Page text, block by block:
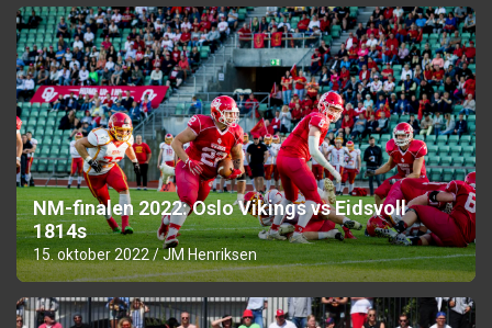
NM-finalen 2022: Oslo Vikings vs Eidsvoll
1814s
15. oktober 2022 JM Henriksen